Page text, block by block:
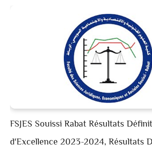
FSJES Souissi Rabat Résultats
d'Excellence 2023-2024, Résultats